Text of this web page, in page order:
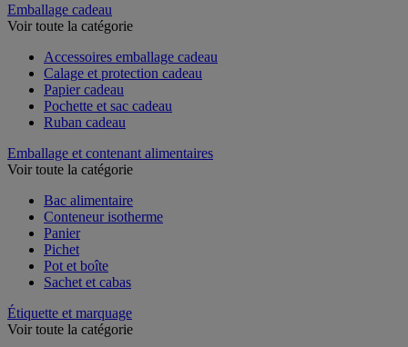
Emballage cadeau
Voir toute la catégorie
Accessoires emballage cadeau
Calage et protection cadeau
Papier cadeau
Pochette et sac cadeau
Ruban cadeau
Emballage et contenant alimentaires
Voir toute la catégorie
Bac alimentaire
Conteneur isotherme
Panier
Pichet
Pot et boîte
Sachet et cabas
Étiquette et marquage
Voir toute la catégorie